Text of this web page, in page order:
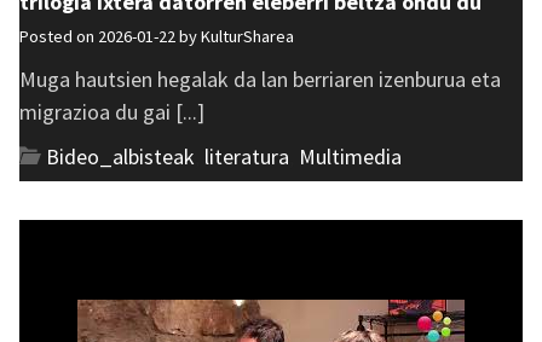
Posted on 2026-01-22 byKulturSharea
Muga hautsien hegalak da lan berriaren izenburua eta
migrazioa du gai [...]
Bideo_albisteak literatura Multimedia